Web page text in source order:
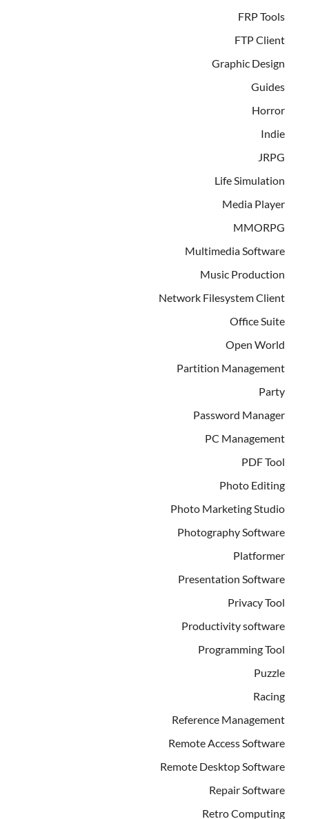
FRP Tools
FTP Client
Graphic Design
Guides
Horror
Indie
JRPG
Life Simulation
Media Player
MMORPG
Multimedia Software
Music Production
Network Filesystem Client
Office Suite
Open World
Partition Management
Party
Password Manager
PC Management
PDF Tool
Photo Editing
Photo Marketing Studio
Photography Software
Platformer
Presentation Software
Privacy Tool
Productivity software
Programming Tool
Puzzle
Racing
Reference Management
Remote Access Software
Remote Desktop Software
Repair Software
Retro Computing